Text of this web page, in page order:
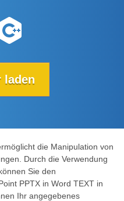
laden
die Manipulation von
Durch die Verwendung
Sie den
PPTX in Word TEXT in
Ihr angegebenes